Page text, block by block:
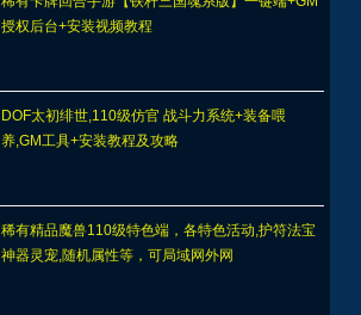
授权后台+安装视频教程
DOF太初绯世,110级仿官 战斗力系统+装备喂
养,GM工具+安装教程及攻略
稀有精品魔兽110级特色端，各特色活动,护符法宝
神器灵宠,随机属性等，可局域网外网